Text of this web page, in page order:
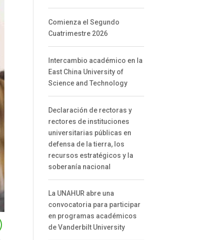
Comienza el Segundo
Cuatrimestre 2026
Intercambio académico en la
East China University of
Science and Technology
Declaración de rectoras y
rectores de instituciones
universitarias públicas en
defensa de la tierra, los
recursos estratégicos y la
soberanía nacional
La UNAHUR abre una
convocatoria para participar
en programas académicos
de Vanderbilt University